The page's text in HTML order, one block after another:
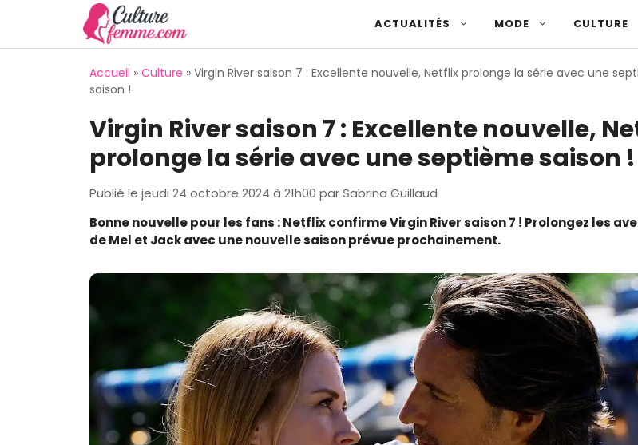
ACTUALITÉS MODE CULTURE
Accueil » Culture » Virgin River saison 7 : Excellente nouvelle, Netflix prolonge la série avec une
saison !
Virgin River saison 7 : Excellente nouvelle,
prolonge la série avec une septième saison !
Publié le jeudi 24 octobre 2024 à 21h00 parSabrina Guillaud
Bonne nouvelle pour les fans : Netflix confirme Virgin River saison 7 ! Prolongez les
de Mel et Jack avec une nouvelle saison prévue prochainement.